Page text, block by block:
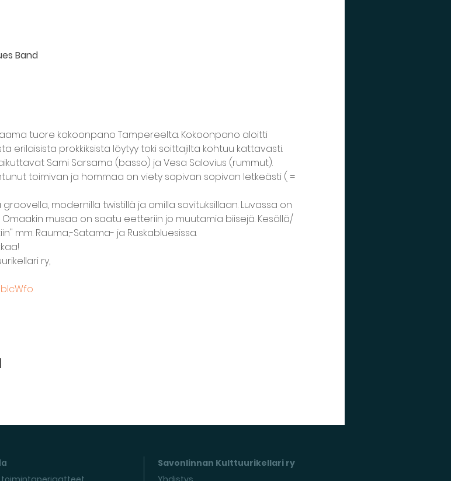
Band
tuore kokoonpano Tampereelta. Kokoonpano aloitti
erilaisista prokkiksista löytyy toki soittajilta kohtuu kattavasti.
Sami Sarsama (basso) ja Vesa Salovius (rummut).
toimivan ja hommaa on viety sopivan sopivan letkeästi ( =
modernilla twistillä ja omilla sovituksillaan. Luvassa on
musaa on saatu eetteriin jo muutamia biisejä. Kesällä/
mm. Rauma,-Satama- ja Ruskabluesissa.
ry,
Savonlinnan Kulttuurikellari ry